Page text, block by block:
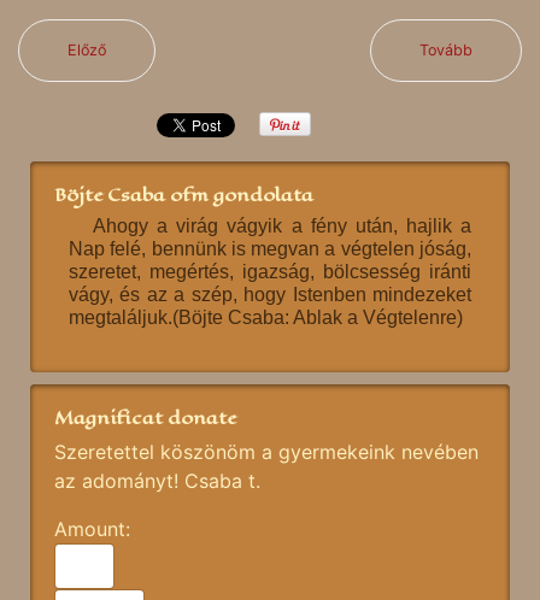
Előző Tovább
Böjte Csaba ofm gondolata
Ahogy a virág vágyik a fény után, hajlik a
Nap felé, bennünk is megvan a végtelen jóság,
szeretet, megértés, igazság, bölcsesség iránti
vágy, és az a szép, hogy Istenben mindezeket
megtaláljuk.(Böjte Csaba: Ablak a Végtelenre)
Magnificat donate
Szeretettel köszönöm a gyermekeink nevében
az adományt! Csaba t.
Amount: